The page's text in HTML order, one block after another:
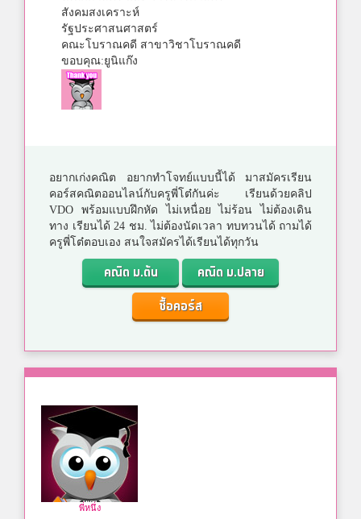
สังคมสงเคราะห์
รัฐประศาสนศาสตร์
คณะโบราณคดี สาขาวิชาโบราณคดี
ขอบคุณ:ยูนิแก๊ง
อยากเก่งคณิต อยากทำโจทย์แบบนี้ได้ มาสมัครเรียน
คอร์สคณิตออนไลน์กับครูพี่โต๋กันค่ะ เรียนด้วยคลิป
VDO พร้อมแบบฝึกหัด ไม่เหนื่อย ไม่ร้อน ไม่ต้องเดิน
ทาง เรียนได้ 24 ชม. ไม่ต้องนัดเวลา ทบทวนได้ ถามได้
ครูพี่โต๋ตอบเอง สนใจสมัครได้เรียนได้ทุกวัน
คณิต ม.ต้น
คณิต ม.ปลาย
ซื้อคอร์ส
พี่หนึ่ง